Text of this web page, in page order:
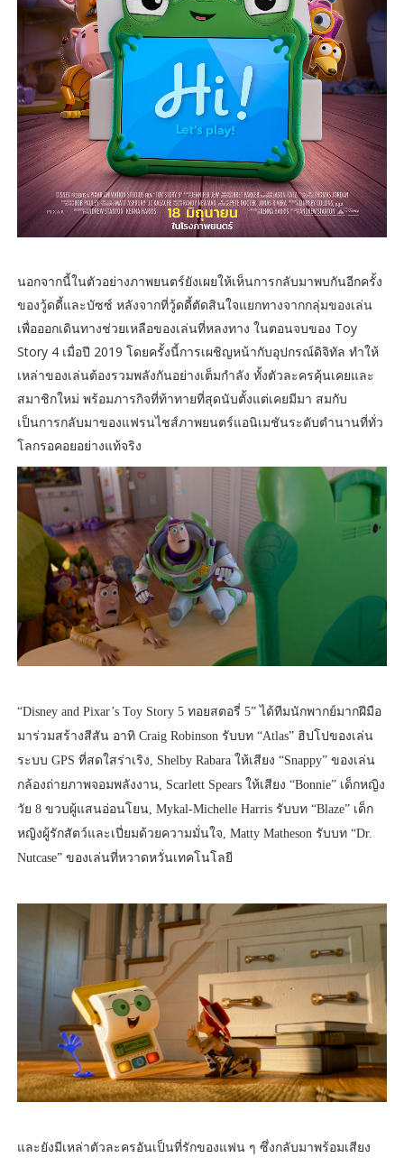
นอกจากนี้ในตัวอย่างภาพยนตร์ยังเผยให้เห็นการกลับมาพบกันอีกครั้ง
ของวู้ดดี้และบัซซ์ หลังจากที่วู้ดดี้ตัดสินใจแยกทางจากกลุ่มของเล่น
เพื่อออกเดินทางช่วยเหลือของเล่นที่หลงทาง ในตอนจบของ Toy
Story 4 เมื่อปี 2019 โดยครั้งนี้การเผชิญหน้ากับอุปกรณ์ดิจิทัล ทำให้
เหล่าของเล่นต้องรวมพลังกันอย่างเต็มกำลัง ทั้งตัวละครคุ้นเคยและ
สมาชิกใหม่ พร้อมภารกิจที่ท้าทายที่สุดนับตั้งแต่เคยมีมา สมกับ
เป็นการกลับมาของแฟรนไชส์ภาพยนตร์แอนิเมชันระดับตำนานที่ทั่ว
โลกรอคอยอย่างแท้จริง
“Disney and Pixar’s Toy Story 5 ทอยสตอรี่ 5” ได้ทีมนักพากย์มากฝีมือ
มาร่วมสร้างสีสัน อาทิ Craig Robinson รับบท “Atlas” ฮิปโปของเล่น
ระบบ GPS ที่สดใสร่าเริง, Shelby Rabara ให้เสียง “Snappy” ของเล่น
กล้องถ่ายภาพจอมพลังงาน, Scarlett Spears ให้เสียง “Bonnie” เด็กหญิง
วัย 8 ขวบผู้แสนอ่อนโยน, Mykal-Michelle Harris รับบท “Blaze” เด็ก
หญิงผู้รักสัตว์และเปี่ยมด้วยความมั่นใจ, Matty Matheson รับบท “Dr.
Nutcase” ของเล่นที่หวาดหวั่นเทคโนโลยี
และยังมีเหล่าตัวละครอันเป็นที่รักของแฟน ๆ ซึ่งกลับมาพร้อมเสียง